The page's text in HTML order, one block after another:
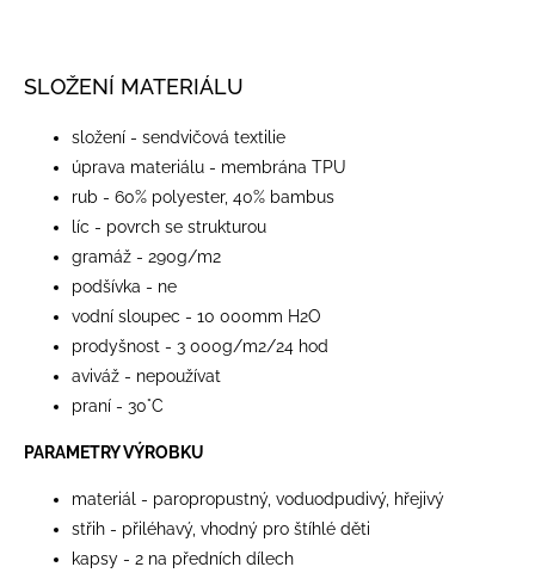
SLOŽENÍ MATERIÁLU
složení - sendvičová textilie
úprava materiálu - membrána TPU
rub - 60% polyester, 40% bambus
líc - povrch se strukturou
gramáž - 290g/m2
podšívka - ne
vodní sloupec - 10 000mm H2O
prodyšnost - 3 000g/m2/24 hod
aviváž - nepoužívat
praní - 30°C
PARAMETRY VÝROBKU
materiál - paropropustný, voduodpudivý, hřejivý
střih - přiléhavý, vhodný pro štíhlé děti
kapsy - 2 na předních dílech